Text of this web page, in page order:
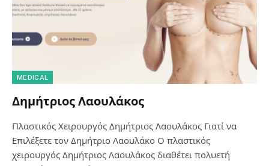
MEDICAL
Δημήτριος Λαουλάκος
Πλαστικός Χειρουργός Δημήτριος Λαουλάκος Γιατί να
Επιλέξετε τον Δημήτριο Λαουλάκο Ο πλαστικός
χειρουργός Δημήτριος Λαουλάκος διαθέτει πολυετή